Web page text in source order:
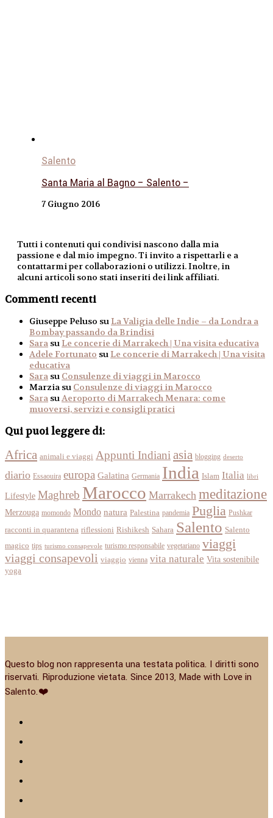
Salento
Santa Maria al Bagno – Salento –
7 Giugno 2016
Tutti i contenuti qui condivisi nascono dalla mia
passione e dal mio impegno. Ti invito a rispettarli e a
contattarmi per collaborazioni o utilizzi. Inoltre, in
alcuni articoli sono stati inseriti dei link affiliati.
Commenti recenti
Giuseppe Peluso suLa Valigia delle Indie – da Londra a
Bombay passando da Brindisi
Sara suLe concerie di Marrakech | Una visita educativa
Adele Fortunato suLe concerie di Marrakech | Una visita
educativa
Sara su Consulenze di viaggi in Marocco
Marzia su Consulenze di viaggi in Marocco
Sara suAeroporto di Marrakech Menara: come
muoversi, servizi e consigli pratici
Qui puoi leggere di:
Africa animali e viaggi Appunti Indianiasia blogging deserto
diario Essaouira europa Galatina Germania India Islam Italia libri
Lifestyle Maghreb Marocco Marrakech meditazione
Merzouga momondo Mondo natura Palestina pandemia Puglia Pushkar
racconti in quarantena riflessioni Rishikesh Sahara Salento Salento
magico tips turismo consapevole turismo responsabile vegetariano viaggi
viaggi consapevoli viaggio vienna vita naturale Vita sostenibile
yoga
Questo blog non rappresenta una testata politica. I diritti sono
riservati. Riproduzione vietata. Since 2013, Made with Love in
Salento.❤️